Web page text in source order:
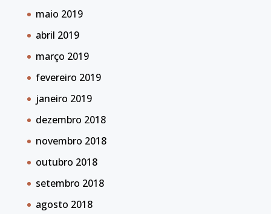
maio 2019
abril 2019
março 2019
fevereiro 2019
janeiro 2019
dezembro 2018
novembro 2018
outubro 2018
setembro 2018
agosto 2018